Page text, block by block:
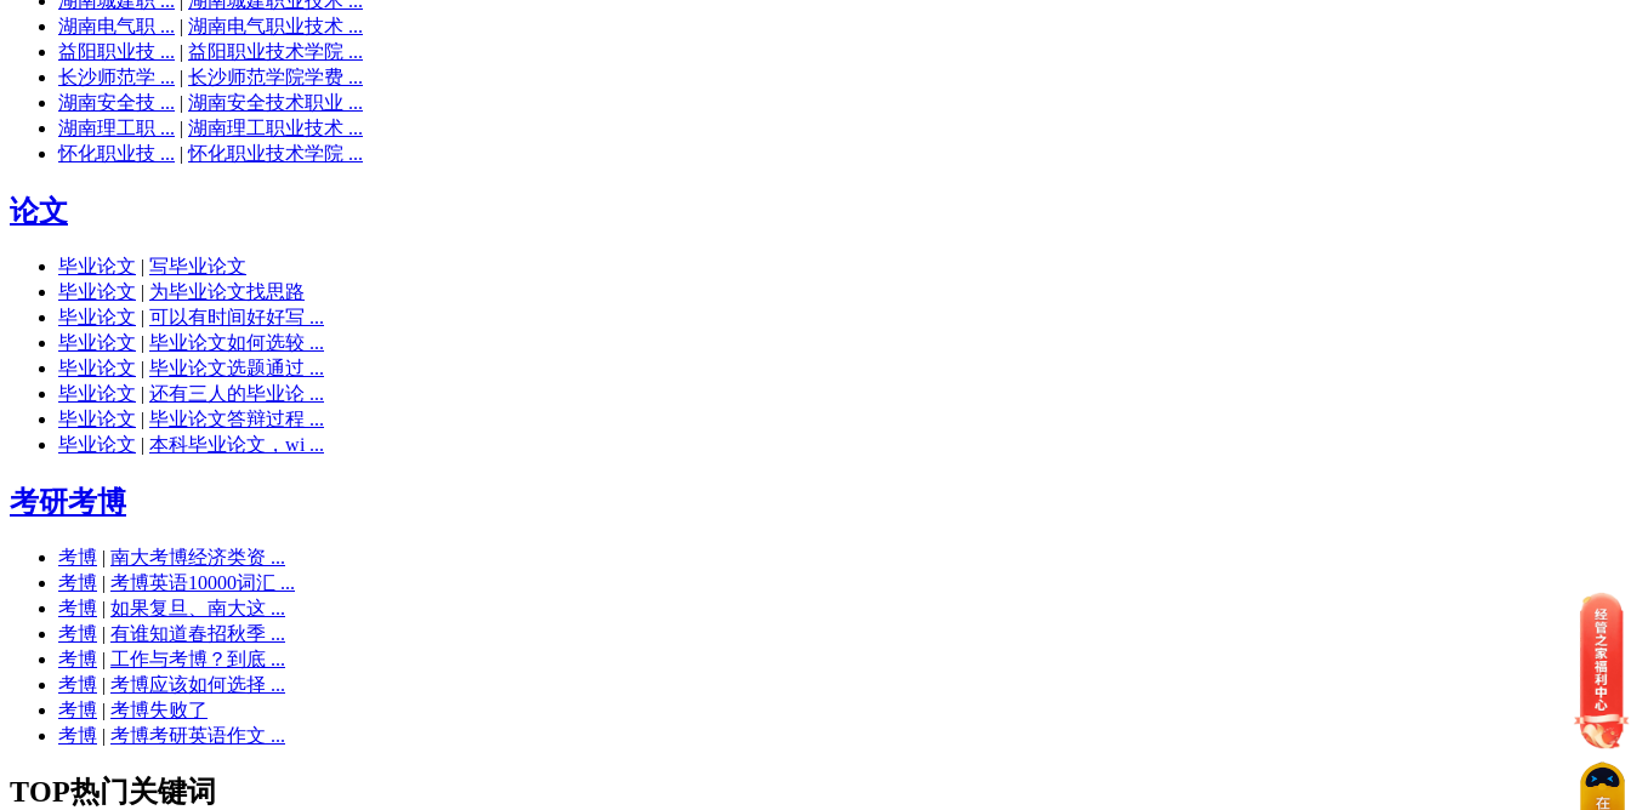
湖南电气职 ... | 湖南电气职业技术 ...
益阳职业技 ... | 益阳职业技术学院 ...
长沙师范学 ... | 长沙师范学院学费 ...
湖南安全技 ... | 湖南安全技术职业 ...
湖南理工职 ... | 湖南理工职业技术 ...
怀化职业技 ... |怀化职业技术学院 ...
论文
毕业论文 | 写毕业论文
毕业论文 | 为毕业论文找思路
毕业论文 | 可以有时间好好写 ...
毕业论文 | 毕业论文如何选较 ...
毕业论文 | 毕业论文选题通过 ...
毕业论文 | 还有三人的毕业论 ...
毕业论文 | 毕业论文答辩过程 ...
毕业论文 | 本科毕业论文，wi ...
考研考博
考博 | 南大考博经济类资 ...
考博 | 考博英语10000词汇 ...
考博 | 如果复旦、南大这 ...
考博 | 有谁知道春招秋季 ...
考博 | 工作与考博？到底 ...
考博 | 考博应该如何选择 ...
考博 | 考博失败了
考博 | 考博考研英语作文 ...
TOP热门关键词